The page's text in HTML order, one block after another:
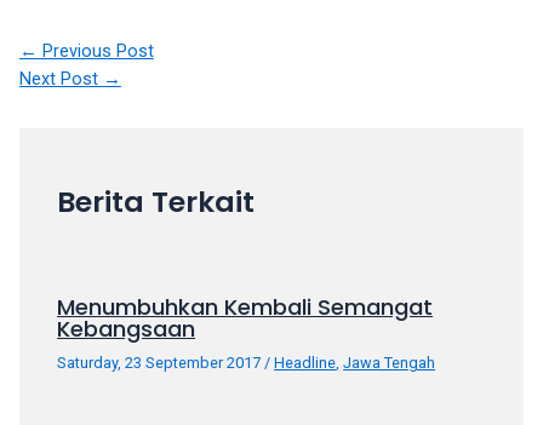
productions
shot
around
categorized
sections
← Previous Post
Next Post →
Berita Terkait
Menumbuhkan Kembali Semangat
Kebangsaan
Saturday, 23 September 2017/Headline,Jawa Tengah